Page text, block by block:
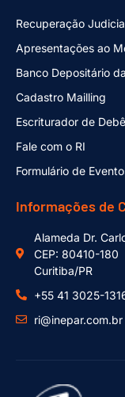
Recuperação
Apresentações ao
Banco Depositário
Cadastro Mailling
Escriturador de
Fale com o RI
Formulário de
Informações de
Alameda Dr.
CEP: 80410-180
Curitiba/PR
+55 41 3025-
ri@inepar.com.br